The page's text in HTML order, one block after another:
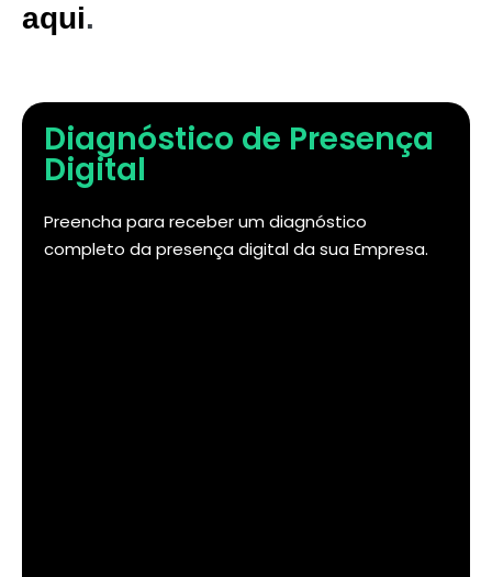
aqui.
Diagnóstico de Presença
Digital
Preencha para receber um diagnóstico
completo da presença digital da sua Empresa.